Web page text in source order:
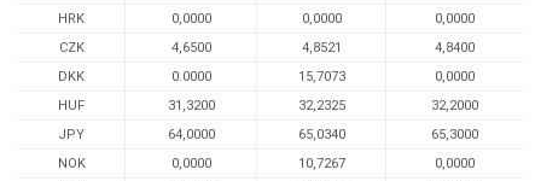
HRK
0,0000 0,0000
0,0000
CZK
4,6500 4,8521
4,8400
DKK
0.0000 15,7073
0,0000
HUF
31,3200 32,2325
32,2000
JPY
64,0000 65,0340
65,3000
NOK
0,0000 10,7267
0,0000